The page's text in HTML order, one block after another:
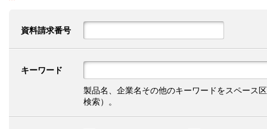
資料請求番号
キーワード
製品名、企業名その他のキーワードをスペース
検索）。